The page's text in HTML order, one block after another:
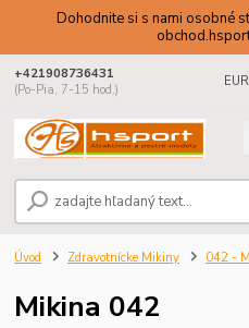
Dohodnite si s nami osobné
EUR
+421908736431
(Po-Pia, 7-15 hod.)
Úvod Zdravotnícke Mikiny 042 -
Mikina 042